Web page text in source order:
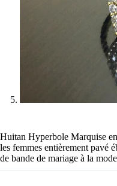
Huitan Hyperbole Marquise
les femmes entièrement pavé
de bande de mariage à la